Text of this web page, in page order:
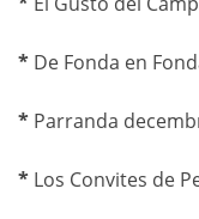
* De Fonda en
* Parranda
* Los Convites de